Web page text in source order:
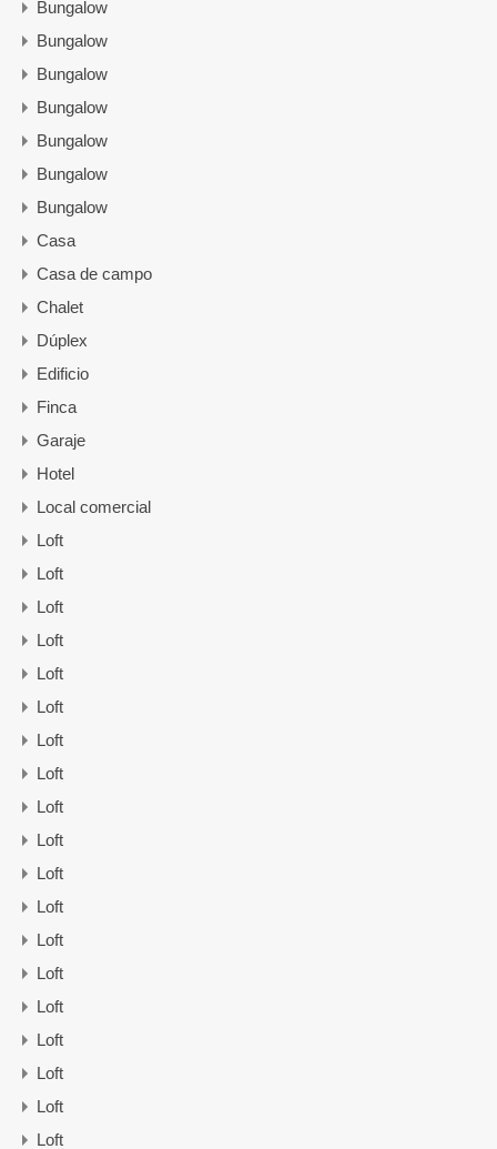
Bungalow
Bungalow
Bungalow
Bungalow
Bungalow
Bungalow
Bungalow
Casa
Casa de campo
Chalet
Dúplex
Edificio
Finca
Garaje
Hotel
Local comercial
Loft
Loft
Loft
Loft
Loft
Loft
Loft
Loft
Loft
Loft
Loft
Loft
Loft
Loft
Loft
Loft
Loft
Loft
Loft